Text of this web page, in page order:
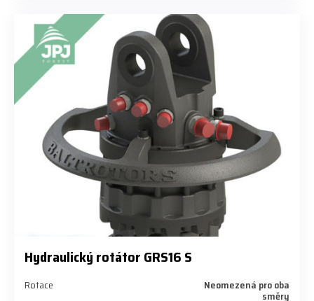
Hydraulický rotátor GRS16 S
Rotace Neomezená pro oba
směry